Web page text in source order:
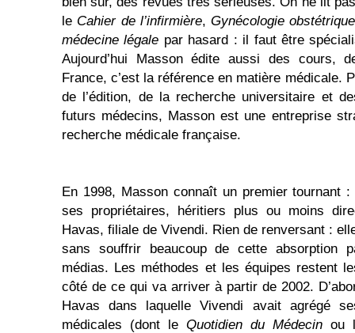
le Cahier de l’infirmière,Gynécologie
médecine légale par hasard : il faut être
Aujourd’hui Masson édite aussi des cours,
France, c’est la référence en matière médicale.
de l’édition, de la recherche universitaire et
futurs médecins, Masson est une entreprise
recherche médicale française.
En 1998, Masson connaît un premier tournant :
ses propriétaires, héritiers plus ou moins
Havas, filiale de Vivendi. Rien de renversant :
sans souffrir beaucoup de cette absorption
médias. Les méthodes et les équipes restent
côté de ce qui va arriver à partir de 2002.
Havas dans laquelle Vivendi avait agrégé
médicales (dont le Quotidien du Médecin ou